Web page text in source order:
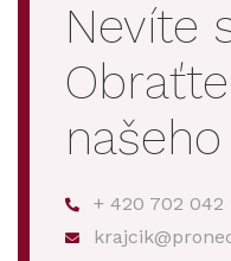
Nevíte
+ 420 702 042